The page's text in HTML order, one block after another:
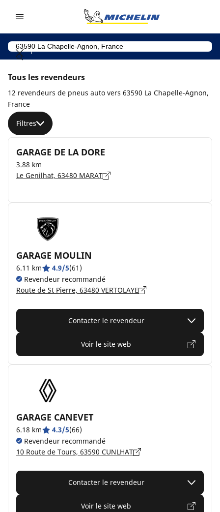
Tous les revendeurs
12 revendeurs de pneus auto vers 63590 La Chapelle-Agnon,
France
Filtres
GARAGE DE LA DORE
3.88 km
Le Genilhat, 63480 MARAT
GARAGE MOULIN
6.11 km 4.9/5(61)
Revendeur recommandé
Route de St Pierre, 63480 VERTOLAYE
Contacter le revendeur
Voir le site web
GARAGE CANEVET
6.18 km 4.3/5(66)
Revendeur recommandé
10 Route de Tours, 63590 CUNLHAT
Contacter le revendeur
Voir le site web